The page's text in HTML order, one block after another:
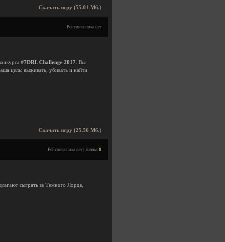
Скачать игру (55.01 Мб.)
Рейтинга пока нет
#7DRL Challenge 2017 . Вы
цель: выживать, убивать и найти
Скачать игру (25.56 Мб.)
Рейтинга пока нет | Баллы: 8
сыграть за Темного Лорда,